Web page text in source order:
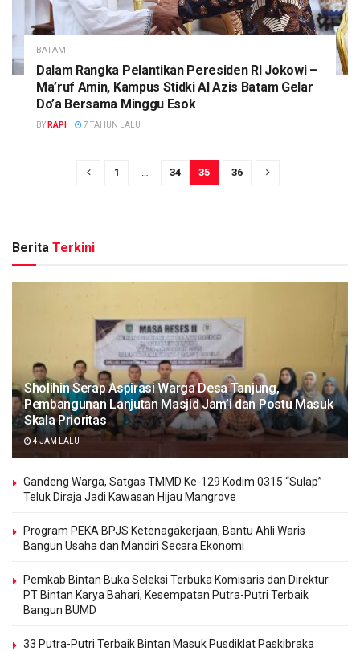
BATAM
Dalam Rangka Pelantikan Peresiden RI Jokowi –
Ma’ruf Amin, Kampus Stidki Al Azis Batam Gelar
Do’a Bersama Minggu Esok
BY RAPI 7 TAHUN LALU
1 34 35 36
Berita Terkini
Sholihin Serap Aspirasi Warga Desa Tanjung,
Pembangunan Lanjutan Masjid Jam’i dan Postu Masuk
Skala Prioritas
4 JAM LALU
Gandeng Warga, Satgas TMMD Ke-129 Kodim 0315 “Sulap”
Teluk Diraja Jadi Kawasan Hijau Mangrove
Program PEKA BPJS Ketenagakerjaan, Bantu Ahli Waris
Bangun Usaha dan Mandiri Secara Ekonomi
Pemkab Bintan Buka Seleksi Terbuka Komisaris dan Direktur
PT Bintan Karya Bahari, Kesempatan Putra-Putri Terbaik
Bangun BUMD
33 Putra-Putri Terbaik Bintan Masuk Pusdiklat Paskibraka